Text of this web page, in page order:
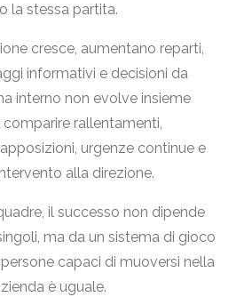
la stessa partita.
cresce, aumentano reparti,
informativi e decisioni da
interno non evolve insieme
comparire rallentamenti,
urgenze continue e
alla direzione.
il successo non dipende
ma da un sistema di gioco
capaci di muoversi nella
è uguale.